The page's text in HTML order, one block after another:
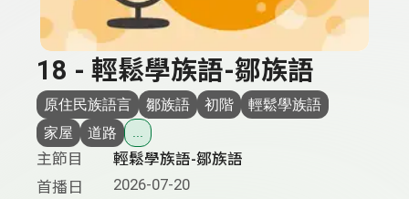
18 - 輕鬆學族語-鄒族語
原住民族語言 鄒族語 初階
輕鬆學族語
家屋
道路 ...
主節目
輕鬆學族語-鄒族語
首播日
2026-07-20